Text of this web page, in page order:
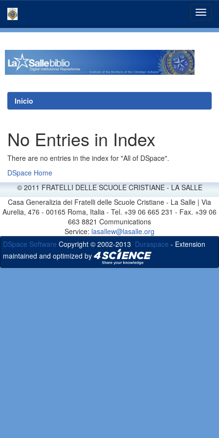
Inicio
No Entries in Index
There are no entries in the index for "All of DSpace".
DSpace Home
© 2011 FRATELLI DELLE SCUOLE CRISTIANE - LA SALLE
Casa Generalizia dei Fratelli delle Scuole Cristiane - La Salle | Via
Aurelia, 476 - 00165 Roma, Italia - Tel. +39 06 665 231 - Fax. +39 06
663 8821 Communications
Service: lasallew@lasalle.org
DSpace Software Copyright © 2002-2013 Duraspace - Extension
maintained and optimized by